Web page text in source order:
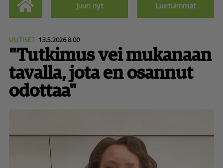
Juuri nyt Luetuimmat
UUTISET 13.5.2026 8.00
"Tutkimus vei mukanaan
tavalla, jota en osannut
odottaa"